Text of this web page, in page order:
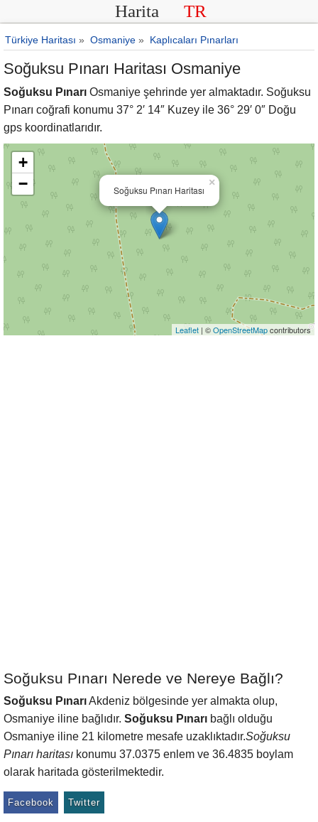
Harita TR
Türkiye Haritası » Osmaniye » Kaplıcaları Pınarları
Soğuksu Pınarı Haritası Osmaniye
Soğuksu Pınarı Osmaniye şehrinde yer almaktadır. Soğuksu
Pınarı coğrafi konumu 37° 2′ 14″ Kuzey ile 36° 29′ 0″ Doğu
gps koordinatlarıdır.
Soğuksu Pınarı Haritası
×
+
−
Leaflet | ©OpenStreetMapcontributors
Soğuksu Pınarı Nerede ve Nereye Bağlı?
Soğuksu PınarıAkdeniz bölgesinde yer almakta olup,
Osmaniye iline bağlıdır. Soğuksu Pınarı bağlı olduğu
Osmaniye iline 21 kilometre mesafe uzaklıktadır.Soğuksu
Pınarı haritası konumu 37.0375 enlem ve 36.4835 boylam
olarak haritada gösterilmektedir.
Facebook Twitter